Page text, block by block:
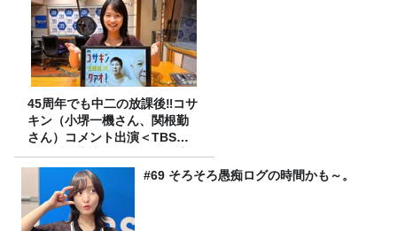
45周年でも中二の放課後‼コサ
キン（小堺一機さん、関根勤
さん）コメント出演＜TBSラ
ジオ番組審議会からのご報告
＞
#69 そろそろ愚痴ログの時間かも～。